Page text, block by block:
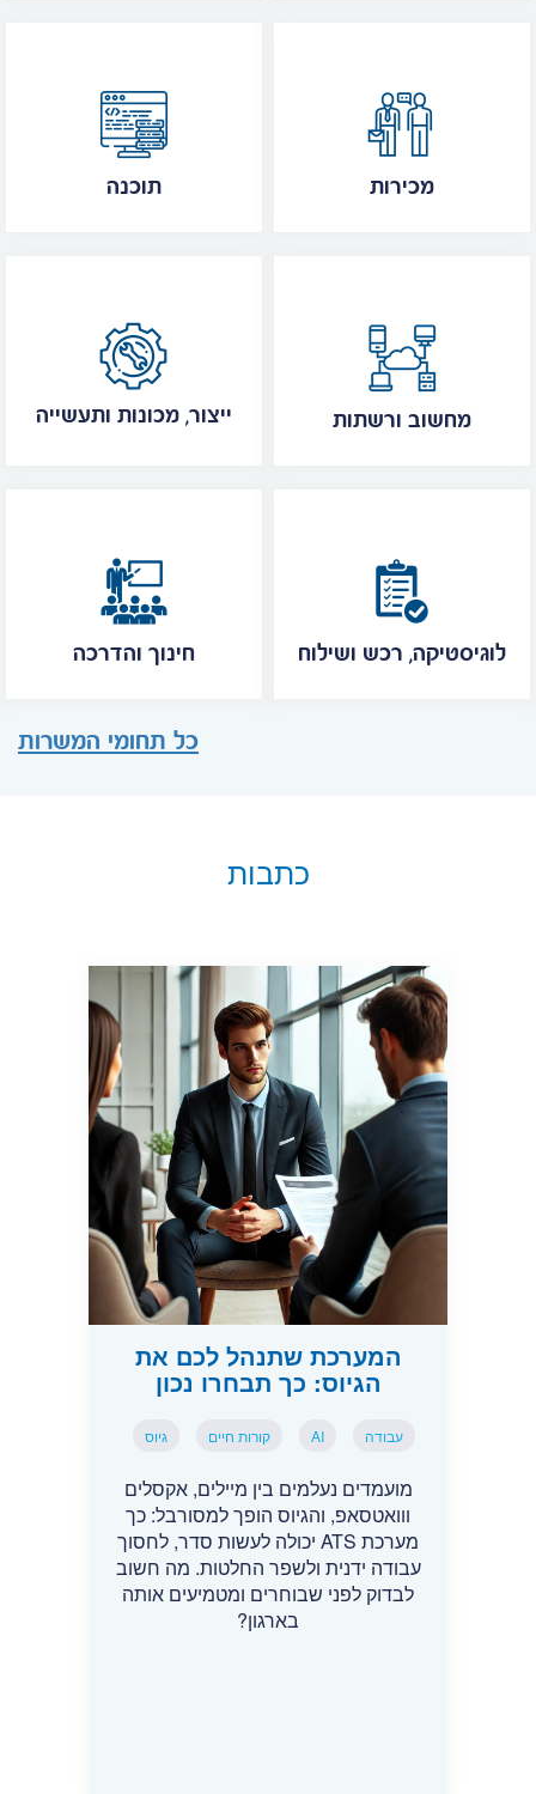
תוכנה מכירות
ייצור, מכונות ותעשייה מחשוב ורשתות
חינוך והדרכה לוגיסטיקה, רכש ושילוח
כל תחומי המשרות
כתבות
המערכת שתנהל לכם את
הגיוס: כך תבחרו נכון
עבודה AI קורות חיים גיוס
מועמדים נעלמים בין מיילים, אקסלים
ווואטסאפ, והגיוס הופך למסורבל: כך
מערכת ATS יכולה לעשות סדר, לחסוך
עבודה ידנית ולשפר החלטות. מה חשוב
לבדוק לפני שבוחרים ומטמיעים אותה
בארגון?